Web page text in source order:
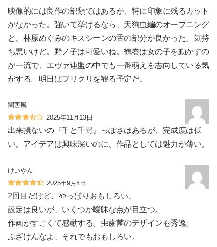
映像的には良作の部類ではあるが、特に印象に残るカット
がなかった。強いて挙げるなら、天狗虫編のオープニング
と、林原めぐみのキスシーンの舌の部分が良かった。気持
ち悪いけど。野ノ子は可愛いね。鶴巻は女の子を動かすの
が一流で、エヴァ連盟の中でも一番萌えを志向している気
がする。明日はフリクリを観る予定だ。
関西風
2025年11月13日
出来損ないの『千と千尋』っぽさはあるが、完成度は低
い。アイデアは興味深いのに、作品としては魅力が薄い。
けいやん
2025年9月4日
2回目だけど、やっぱりおもしろい。
設定は良いが、いくつか曖昧な点が目立つ。
作画がすごくて感動する。虫歯菌のデザインも秀逸。
ふざけんなよ、それでもおもしろい。